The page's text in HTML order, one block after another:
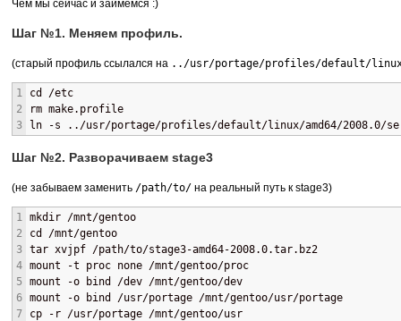
Чем мы сейчас и займемся :)
Шаг №1. Меняем профиль.
(старый профиль ссылался на ../usr/portage/profiles/default/
1
2
3
cd /etc
rm make.profile
ln -s ../usr/portage/profiles/default/linux/amd64/2008.0/
Шаг №2. Разворачиваем stage3
(не забываем заменить /path/to/на реальный путь к stage3)
1
2
3
4
5
6
7
mkdir /mnt/gentoo
cd /mnt/gentoo
tar xvjpf /path/to/stage3-amd64-2008.0.tar.bz2
mount -t proc none /mnt/gentoo/proc
mount -o bind /dev /mnt/gentoo/dev
mount -o bind /usr/portage /mnt/gentoo/usr/portage
cp -r /usr/portage /mnt/gentoo/usr